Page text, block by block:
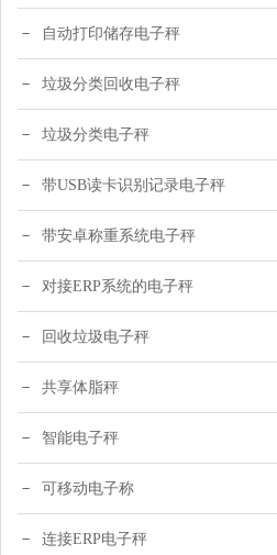
自动打印储存电子秤
垃圾分类回收电子秤
垃圾分类电子秤
带USB读卡识别记录电子秤
带安卓称重系统电子秤
对接ERP系统的电子秤
回收垃圾电子秤
共享体脂秤
智能电子秤
可移动电子称
连接ERP电子秤